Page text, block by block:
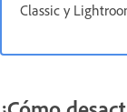
Classic y